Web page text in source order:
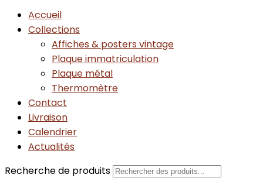
Accueil
Collections
Affiches & posters vintage
Plaque immatriculation
Plaque métal
Thermomètre
Contact
Livraison
Calendrier
Actualités
Recherche de produits